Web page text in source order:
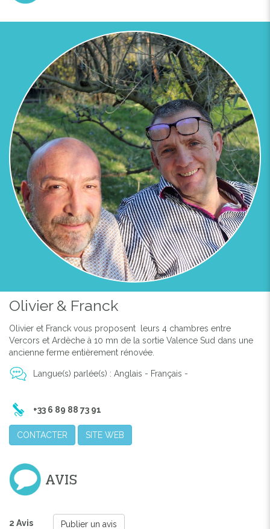
Olivier & Franck
Olivier et Franck vous proposent leurs 4 chambres entre
Vercors et Ardèche à 10 mn de la sortie Valence Sud dans une
ancienne ferme entièrement rénovée.
Langue(s) parlée(s) : Anglais - Français -
+33 6 89 88 73 91
CONTACTER SITE WEB
AVIS
2 Avis Publier un avis